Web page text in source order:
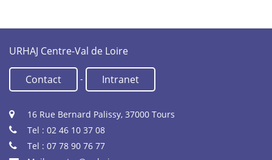
URHAJ Centre-Val de Loire
Contact - Intranet
16 Rue Bernard Palissy, 37000 Tours
Tel : 02 46 10 37 08
Tel : 07 78 90 76 77